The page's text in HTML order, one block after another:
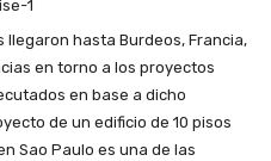
hasta Burdeos, Francia,
en torno a los proyectos
en base a dicho
de un edificio de 10 pisos
Sao Paulo es una de las